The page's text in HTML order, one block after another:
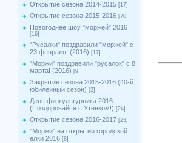
Открытие сезона 2014-2015 [17]
Открытие сезона 2015-2016 [70]
Новогоднее шоу "моржей" 2016
[16]
"Русалки" поздравили "моржей" с
23 февраля! (2016) [17]
"Моржи" поздравили "русалок" с 8
марта! (2016) [9]
Закрытие сезона 2015-2016 (40-й
юбилейный сезон) [2]
День физкультурника 2016
(Поздоровайся с Утёнком!) [24]
Открытие сезона 2016-2017 [23]
''Моржи'' на открытии городской
ёлки 2016 [8]